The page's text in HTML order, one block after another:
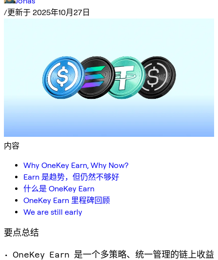
/更新于 2025年10月27日
内容
Why OneKey Earn, Why Now?
Earn 是趋势，但仍然不够好
什么是 OneKey Earn
OneKey Earn 里程碑回顾
We are still early
要点总结
• OneKey Earn 是一个多策略、统一管理的链上收益